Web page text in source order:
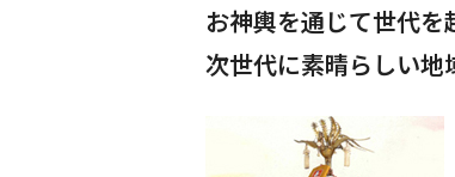
お神輿を通じて世代を
次世代に素晴らしい